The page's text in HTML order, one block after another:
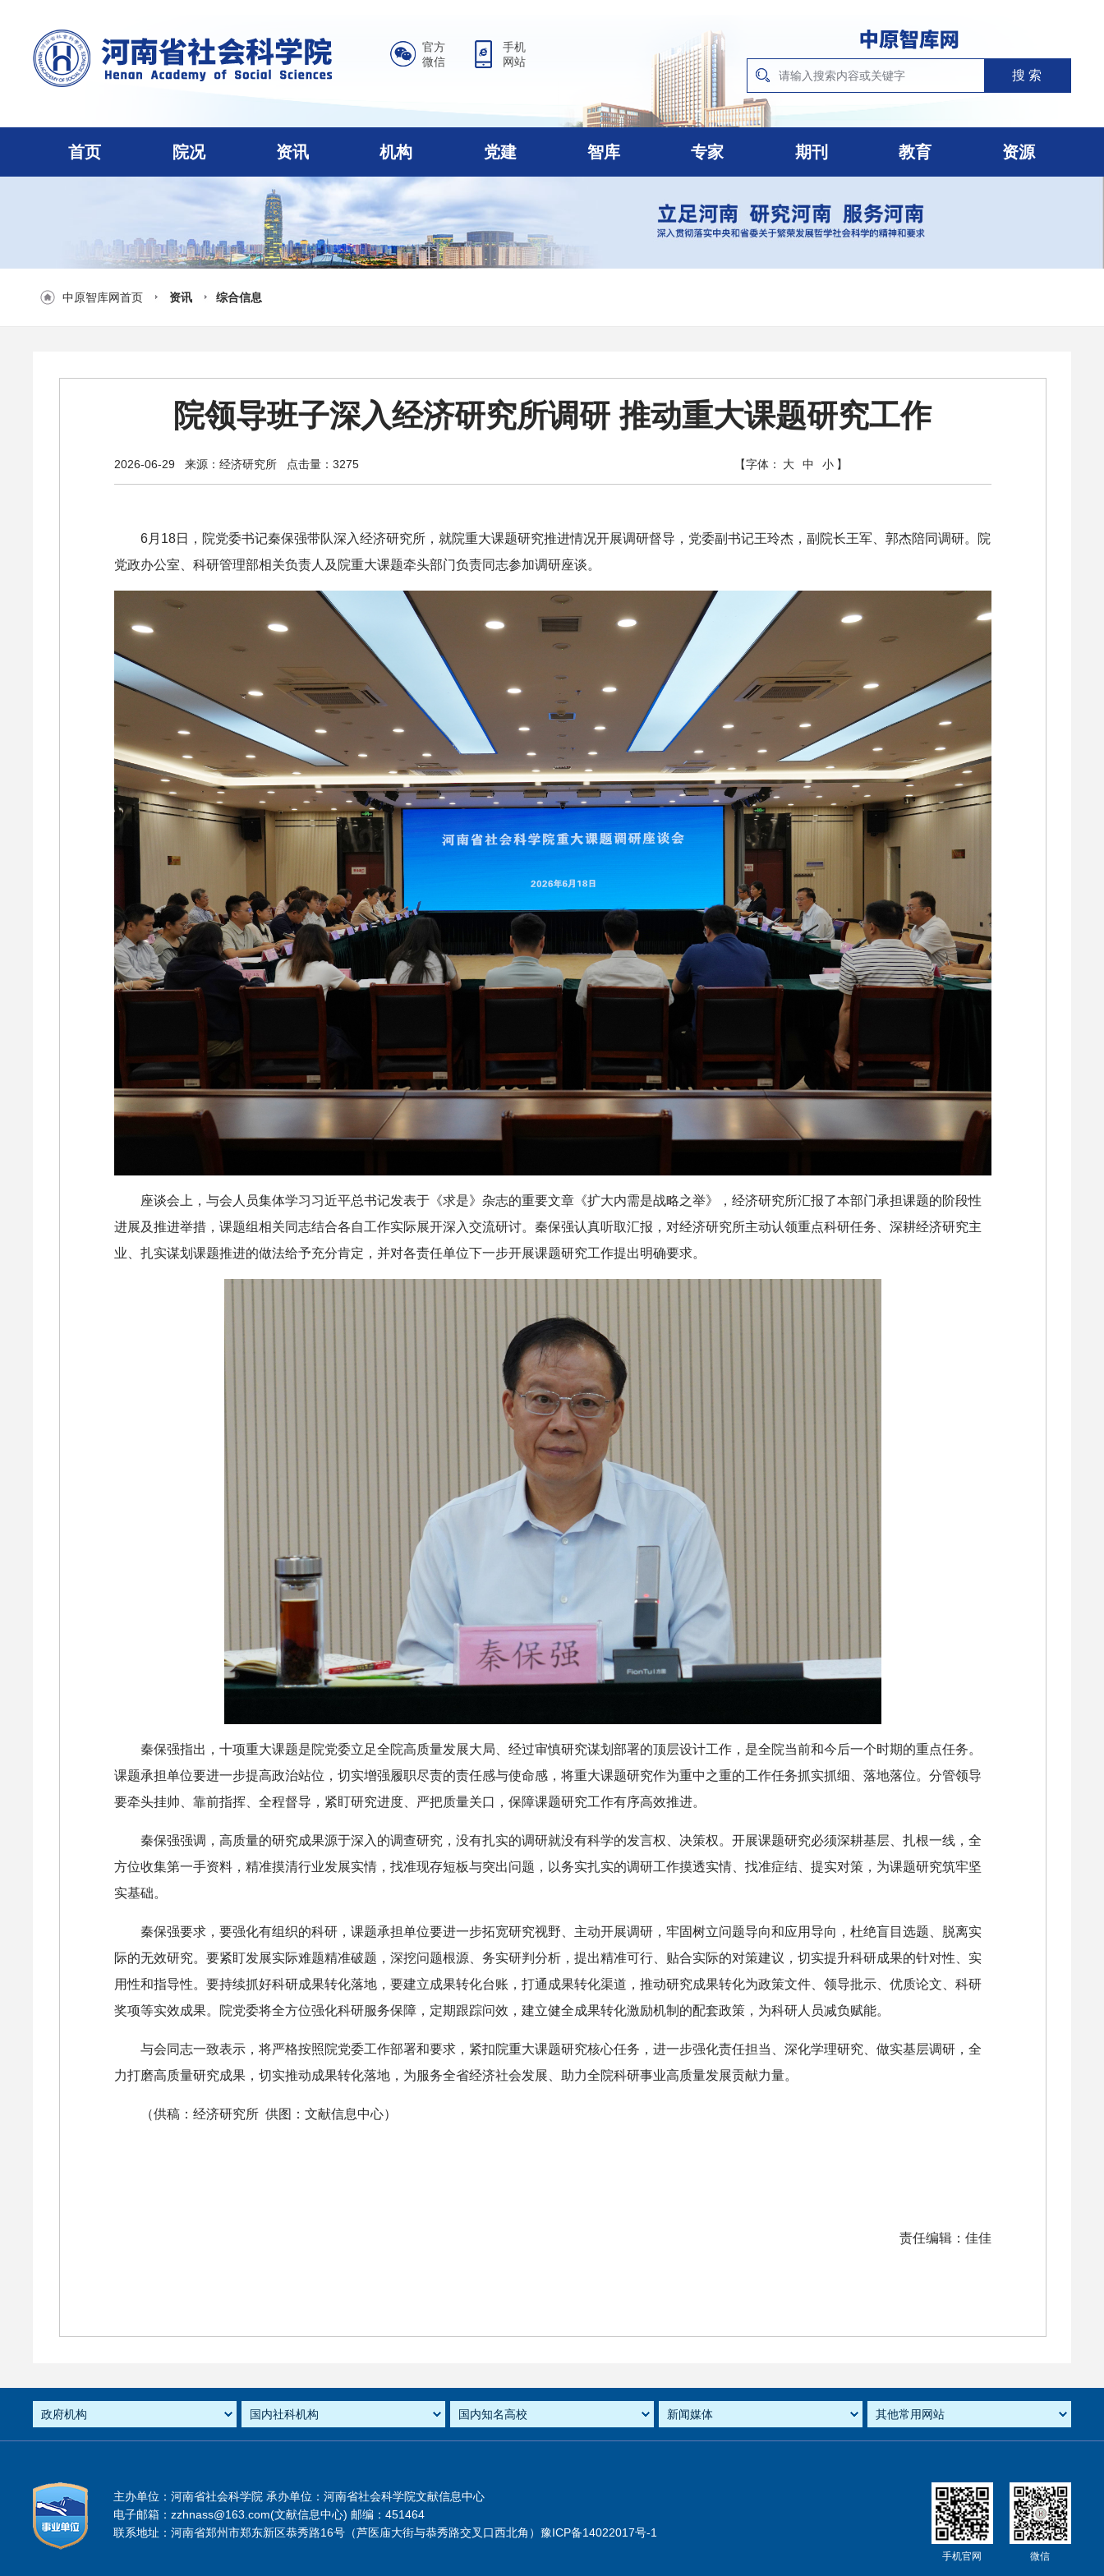
官方
微信
手机
网站
首页 院况 资讯 机构 党建 智库 专家 期刊 教育 资源
中原智库网首页 资讯 综合信息
院领导班子深入经济研究所调研 推动重大课题研究工作
2026-06-29 来源：经济研究所 点击量：3275 【字体： 大 中 小 】
6月18日，院党委书记秦保强带队深入经济研究所，就院重大课题研究推进情况开展调研督导，党委副书记王玲杰，副院长王军、郭杰陪同调研。院
党政办公室、科研管理部相关负责人及院重大课题牵头部门负责同志参加调研座谈。
座谈会上，与会人员集体学习习近平总书记发表于《求是》杂志的重要文章《扩大内需是战略之举》，经济研究所汇报了本部门承担课题的阶段性
进展及推进举措，课题组相关同志结合各自工作实际展开深入交流研讨。秦保强认真听取汇报，对经济研究所主动认领重点科研任务、深耕经济研究主
业、扎实谋划课题推进的做法给予充分肯定，并对各责任单位下一步开展课题研究工作提出明确要求。
秦保强指出，十项重大课题是院党委立足全院高质量发展大局、经过审慎研究谋划部署的顶层设计工作，是全院当前和今后一个时期的重点任务。
课题承担单位要进一步提高政治站位，切实增强履职尽责的责任感与使命感，将重大课题研究作为重中之重的工作任务抓实抓细、落地落位。分管领导
要牵头挂帅、靠前指挥、全程督导，紧盯研究进度、严把质量关口，保障课题研究工作有序高效推进。
秦保强强调，高质量的研究成果源于深入的调查研究，没有扎实的调研就没有科学的发言权、决策权。开展课题研究必须深耕基层、扎根一线，全
方位收集第一手资料，精准摸清行业发展实情，找准现存短板与突出问题，以务实扎实的调研工作摸透实情、找准症结、提实对策，为课题研究筑牢坚
实基础。
秦保强要求，要强化有组织的科研，课题承担单位要进一步拓宽研究视野、主动开展调研，牢固树立问题导向和应用导向，杜绝盲目选题、脱离实
际的无效研究。要紧盯发展实际难题精准破题，深挖问题根源、务实研判分析，提出精准可行、贴合实际的对策建议，切实提升科研成果的针对性、实
用性和指导性。要持续抓好科研成果转化落地，要建立成果转化台账，打通成果转化渠道，推动研究成果转化为政策文件、领导批示、优质论文、科研
奖项等实效成果。院党委将全方位强化科研服务保障，定期跟踪问效，建立健全成果转化激励机制的配套政策，为科研人员减负赋能。
与会同志一致表示，将严格按照院党委工作部署和要求，紧扣院重大课题研究核心任务，进一步强化责任担当、深化学理研究、做实基层调研，全
力打磨高质量研究成果，切实推动成果转化落地，为服务全省经济社会发展、助力全院科研事业高质量发展贡献力量。
（供稿：经济研究所 供图：文献信息中心）
责任编辑：佳佳
主办单位：河南省社会科学院 承办单位：河南省社会科学院文献信息中心
电子邮箱：zzhnass@163.com(文献信息中心) 邮编：451464
联系地址：河南省郑州市郑东新区恭秀路16号（芦医庙大街与恭秀路交叉口西北角）豫ICP备14022017号-1
微信
手机官网